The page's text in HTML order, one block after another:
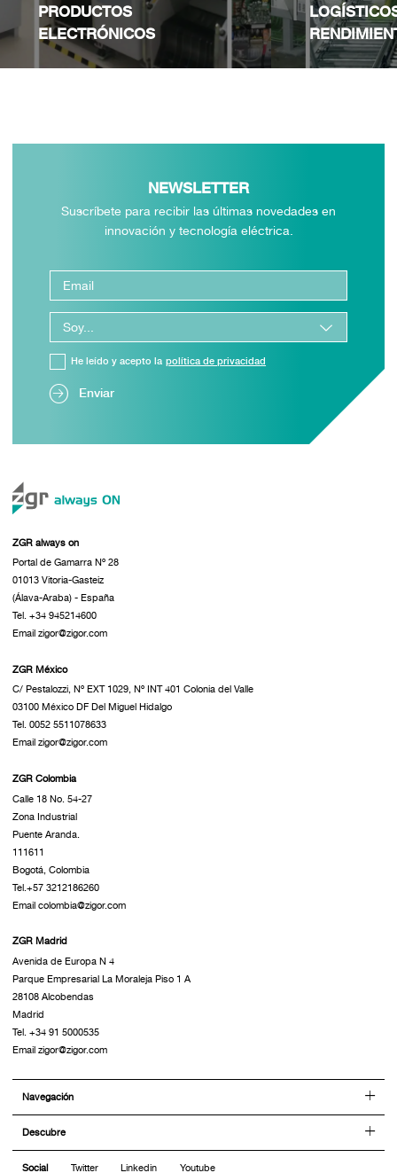
PRODUCTOS
ELECTRÓNICOS
NEWSLETTER
Suscríbete para recibir las últimas novedades en
innovación y tecnología eléctrica.
Enviar
He leído y acepto la política de privacidad
ZGR always on
Portal de Gamarra Nº 28
01013 Vitoria-Gasteiz
(Álava-Araba) - España
Tel. +34 945214600
Email zigor@zigor.com
ZGR México
C/ Pestalozzi, Nº EXT 1029, Nº INT 401 Colonia del Valle
03100 México DF Del Miguel Hidalgo
Tel. 0052 5511078633
Email zigor@zigor.com
ZGR Colombia
Calle 18 No. 54-27
Zona Industrial
Puente Aranda.
111611
Bogotá, Colombia
Tel.+57 3212186260
Email colombia@zigor.com
ZGR Madrid
Avenida de Europa N 4
Parque Empresarial La Moraleja Piso 1 A
28108 Alcobendas
Madrid
Tel. +34 91 5000535
Email zigor@zigor.com
Navegación
Descubre
Social Twitter Linkedin Youtube